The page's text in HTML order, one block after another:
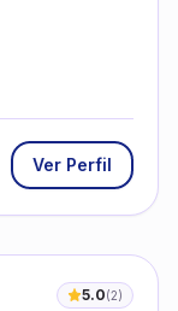
Ver Perfil
5.0(2)